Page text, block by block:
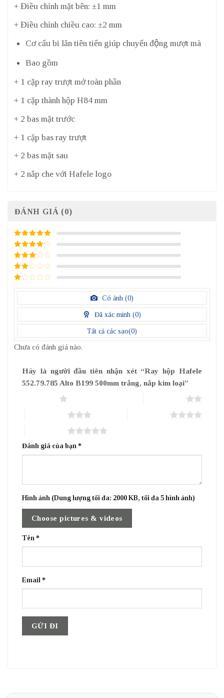
+ Điều chỉnh mặt bên: ±1 mm
+ Điều chỉnh chiều cao: ±2 mm
Cơ cấu bi lăn tiên tiến giúp chuyển động mượt mà
Bao gồm
+ 1 cặp ray trượt mở toàn phần
+ 1 cặp thành hộp H84 mm
+ 2 bas mặt trước
+ 1 cặp bas ray trượt
+ 2 bas mặt sau
+ 2 nắp che với Hafele logo
ĐÁNH GIÁ (0)
5/ 5 điểm
4/ 5
điểm
3/ 5
điểm
2/
điểm
1
điểm
Có ảnh (0)
Đã xác minh (0)
Tất cả các sao(0)
Chưa có đánh giá nào.
Hãy là người đầu tiên nhận xét “Ray hộp Hafele
552.79.785 Alto B199 500mm trắng, nắp kim loại”
Đánh giá của bạn *
Hình ảnh (Dung lượng tối đa: 2000 KB, tối đa 5 hình ảnh)
Choose pictures & videos
Tên *
Email *